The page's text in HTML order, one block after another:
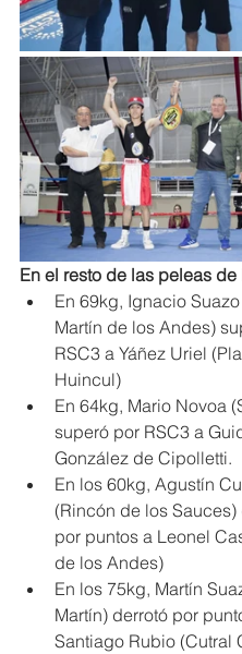
En el resto de las peleas
En 69kg, Ignacio
Martín de los Andes)
RSC3 a Yáñez Uriel
Huincul)
En 64kg, Mario Novoa
superó por RSC3 a
González de Cipolletti.
En los 60kg, Agustín
(Rincón de los Sauces)
por puntos a Leonel
de los Andes)
En los 75kg, Martín
Martín) derrotó por
Santiago Rubio (Cutral